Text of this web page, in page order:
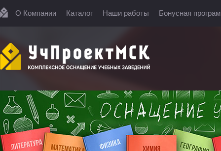
О Компании Каталог Наши работы Бонусная